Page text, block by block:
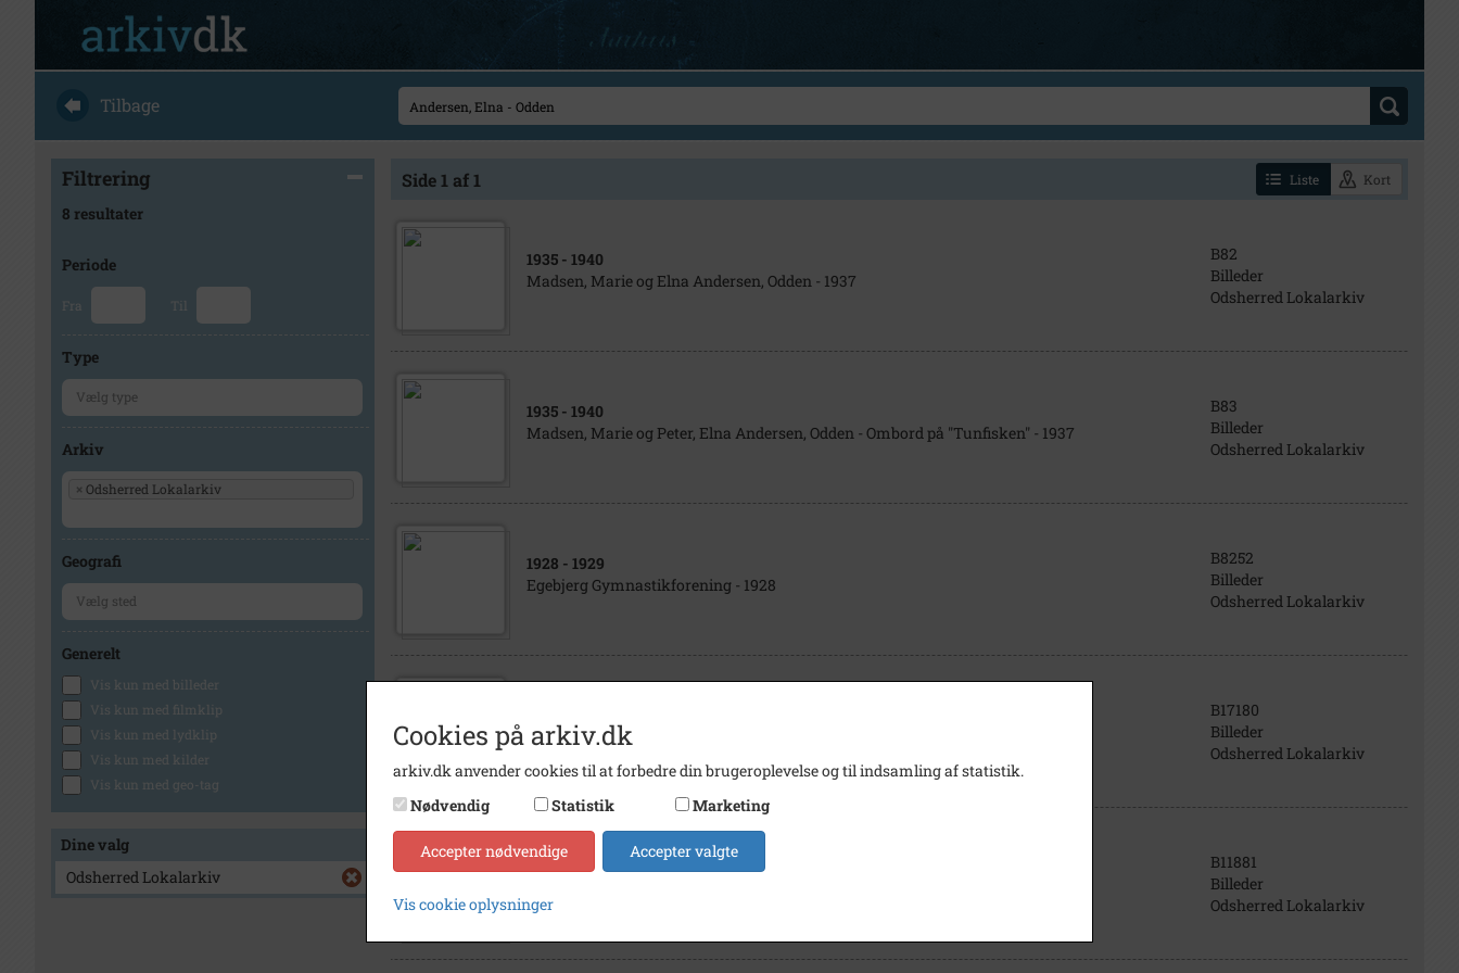
Tilbage
Filtrering
8 resultater
Periode
Fra Til
Type
Arkiv
× Odsherred Lokalarkiv
Geografi
Generelt
Vis kun med billeder
Vis kun med filmklip
Vis kun med lydklip
Vis kun med kilder
Vis kun med geo-tag
Dine valg
Odsherred Lokalarkiv
Side 1 af 1 Liste Kort
1935 - 1940
Madsen, Marie og Elna Andersen, Odden - 1937
B82
Billeder
Odsherred Lokalarkiv
1935 - 1940
Madsen, Marie og Peter, Elna Andersen, Odden - Ombord på "Tunfisken" - 1937
B83
Billeder
Odsherred Lokalarkiv
1928 - 1929
Egebjerg Gymnastikforening - 1928
B8252
Billeder
Odsherred Lokalarkiv
Fårevejle Højskole - sommeren 1924
B17180
Billeder
Odsherred Lokalarkiv
1920
B11881
Billeder
Odsherred Lokalarkiv
Cookies på arkiv.dk
arkiv.dk anvender cookies til at forbedre din brugeroplevelse og til indsamling af statistik.
Nødvendig
Statistik Marketing
Accepter nødvendige Accepter valgte
Vis cookie oplysninger